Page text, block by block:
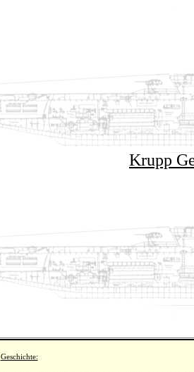
Krupp
Geschichte: